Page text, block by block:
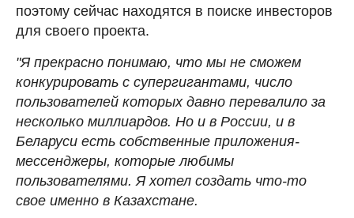
поэтому сейчас находятся в поиске инвесторов
для своего проекта.
"Я прекрасно понимаю, что мы не сможем
конкурировать с супергигантами, число
пользователей которых давно перевалило за
несколько миллиардов. Но и в России, и в
Беларуси есть собственные приложения-
мессенджеры, которые любимы
пользователями. Я хотел создать что-то
свое именно в Казахстане.